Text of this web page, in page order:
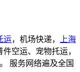
运，机场快递，
上海
空运、宠物托运，
服务网络遍及全国